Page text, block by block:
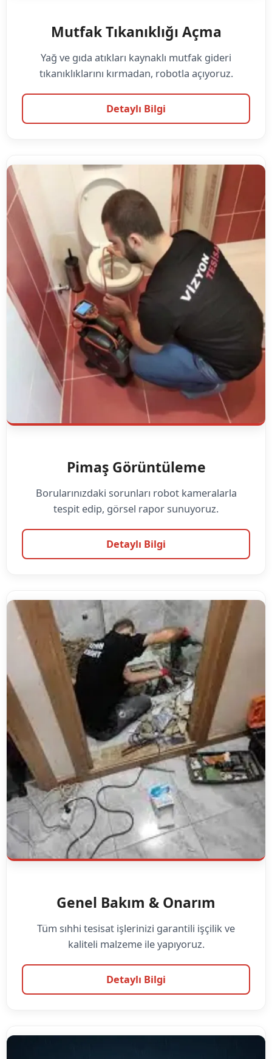
Mutfak Tıkanıklığı Açma
Yağ ve gıda atıkları kaynaklı mutfak gideri
tıkanıklıklarını kırmadan, robotla açıyoruz.
Detaylı Bilgi
Pimaş Görüntüleme
Borularınızdaki sorunları robot kameralarla
tespit edip, görsel rapor sunuyoruz.
Detaylı Bilgi
Genel Bakım & Onarım
Tüm sıhhi tesisat işlerinizi garantili işçilik ve
kaliteli malzeme ile yapıyoruz.
Detaylı Bilgi